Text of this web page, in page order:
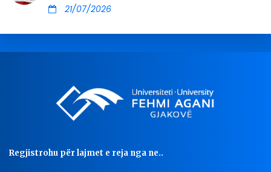
21/07/2026
Regjistrohu për lajmet e reja nga ne..